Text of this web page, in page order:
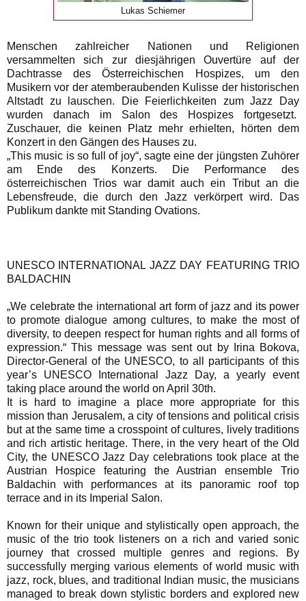
Lukas Schiemer
Menschen zahlreicher Nationen und Religionen
versammelten sich zur diesjährigen Ouvertüre auf der
Dachtrasse des Österreichischen Hospizes, um den
Musikern vor der atemberaubenden Kulisse der historischen
Altstadt zu lauschen. Die Feierlichkeiten zum Jazz Day
wurden danach im Salon des Hospizes fortgesetzt.
Zuschauer, die keinen Platz mehr erhielten, hörten dem
Konzert in den Gängen des Hauses zu.
„This music is so full of joy“, sagte eine der jüngsten Zuhörer
am Ende des Konzerts. Die Performance des
österreichischen Trios war damit auch ein Tribut an die
Lebensfreude, die durch den Jazz verkörpert wird. Das
Publikum dankte mit Standing Ovations.
UNESCO INTERNATIONAL JAZZ DAY FEATURING TRIO
BALDACHIN
„We celebrate the international art form of jazz and its power
to promote dialogue among cultures, to make the most of
diversity, to deepen respect for human rights and all forms of
expression.“ This message was sent out by Irina Bokova,
Director-General of the UNESCO, to all participants of this
year’s UNESCO International Jazz Day, a yearly event
taking place around the world on April 30th.
It is hard to imagine a place more appropriate for this
mission than Jerusalem, a city of tensions and political crisis
but at the same time a crosspoint of cultures, lively traditions
and rich artistic heritage. There, in the very heart of the Old
City, the UNESCO Jazz Day celebrations took place at the
Austrian Hospice featuring the Austrian ensemble Trio
Baldachin with performances at its panoramic roof top
terrace and in its Imperial Salon.
Known for their unique and stylistically open approach, the
music of the trio took listeners on a rich and varied sonic
journey that crossed multiple genres and regions. By
successfully merging various elements of world music with
jazz, rock, blues, and traditional Indian music, the musicians
managed to break down stylistic borders and explored new